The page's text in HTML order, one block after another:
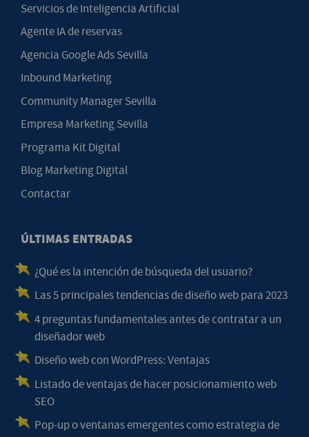
Servicios de Inteligencia Artificial
Agente IA de reservas
Agencia Google Ads Sevilla
Inbound Marketing
Community Manager Sevilla
Empresa Marketing Sevilla
Programa Kit Digital
Blog Marketing Digital
Contactar
ÚLTIMAS ENTRADAS
¿Qué es la intención de búsqueda del usuario?
Las 5 principales tendencias de diseño web para 2023
4 preguntas fundamentales antes de contratar a un
diseñador web
Diseño web con WordPress: Ventajas
Listado de ventajas de hacer posicionamiento web
SEO
Pop-up o ventanas emergentes como estrategia de